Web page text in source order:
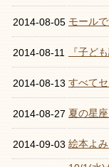
2014-08-05 モール
2014-08-11 『子ど
2014-08-13 すべて
2014-08-27 夏の星
2014-09-03 絵本よ